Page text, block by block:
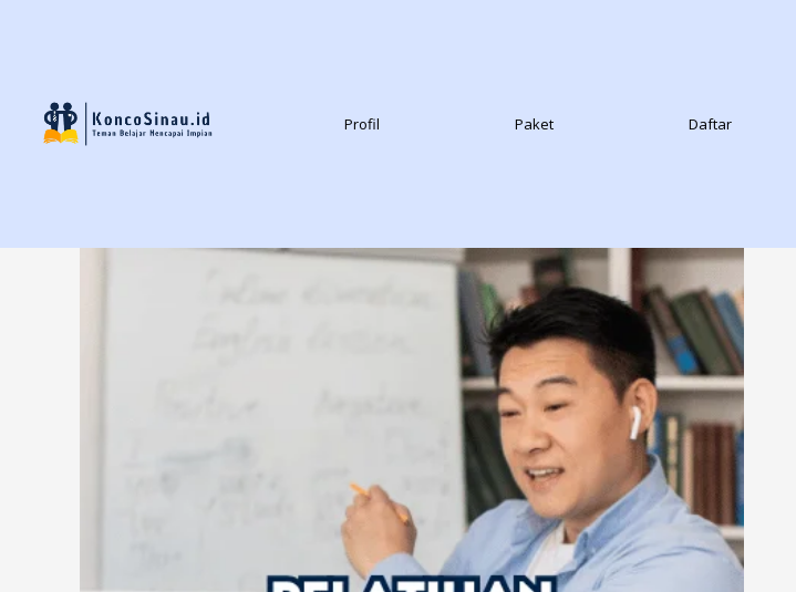
Profil Paket Daftar